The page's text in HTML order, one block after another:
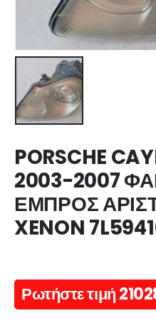
PORSCHE
2003-2007
ΕΜΠΡΟΣ
XENON
Ρωτήστε τιμή